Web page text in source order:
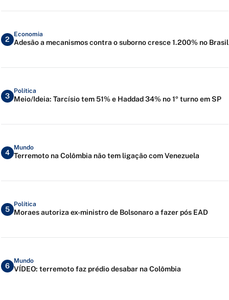
2
Economia
Adesão a mecanismos contra o suborno cresce 1.200% no Brasil
3
Política
Meio/Ideia: Tarcísio tem 51% e Haddad 34% no 1º turno em SP
4
Mundo
Terremoto na Colômbia não tem ligação com Venezuela
5
Política
Moraes autoriza ex-ministro de Bolsonaro a fazer pós EAD
6
Mundo
VÍDEO: terremoto faz prédio desabar na Colômbia